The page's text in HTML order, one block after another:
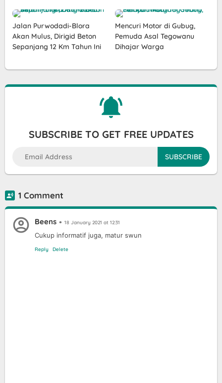
Jalan Purwodadi-Blora
Akan Mulus, Dirigid Beton
Sepanjang 12 Km Tahun Ini
Mencuri Motor di Gubug,
Pemuda Asal Tegowanu
Dihajar Warga
SUBSCRIBE TO GET FREE UPDATES
1 Comment
Beens 18 January 2021 at 12:31
Cukup informatif juga, matur swun
Reply Delete